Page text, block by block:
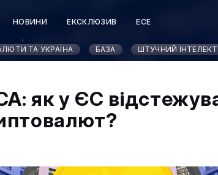
НОВИНИ ЕКСКЛЮЗИВ
ЕСЕ
ТА УКРАЇНА БАЗА ШТУЧНИЙ ІНТЕЛЕКТ
як у ЄС